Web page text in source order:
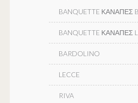
BANQUETTE ΚΑΝΑΠΕΣ
BANQUETTE ΚΑΝΑΠΕΣ
BARDOLINO
LECCE
RIVA